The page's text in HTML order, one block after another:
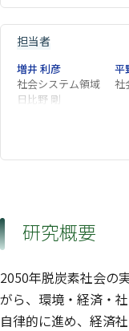
担当者
増井 利彦
社会システム領域
平
社
日比野 剛
研究概要
2050年脱炭素社会の
がら、環境・経済・
自律的に進め、経済